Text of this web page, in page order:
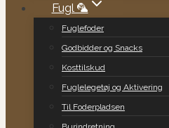
Fugl 🦜
Fuglefoder
Godbidder og Snacks
Kosttilskud
Fuglelegetøj og Aktivering
Til Foderpladsen